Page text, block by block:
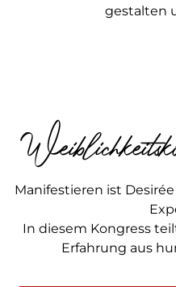
gestalten
Manifestieren ist
In diesem Kongress
Erfahrung aus